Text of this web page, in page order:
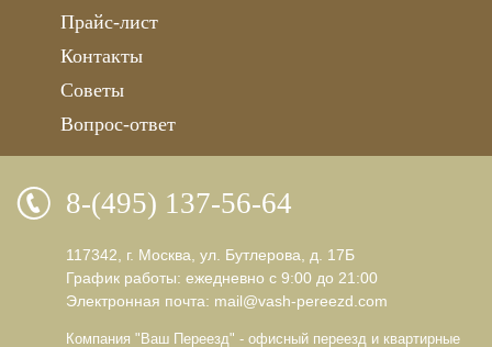
Прайс-лист
Контакты
Советы
Вопрос-ответ
8-(495) 137-56-64
117342, г. Москва, ул. Бутлерова, д. 17Б
График работы: ежедневно с 9:00 до 21:00
Электронная почта: mail@vash-pereezd.com
Компания "Ваш Переезд" - офисный переезд и квартирные